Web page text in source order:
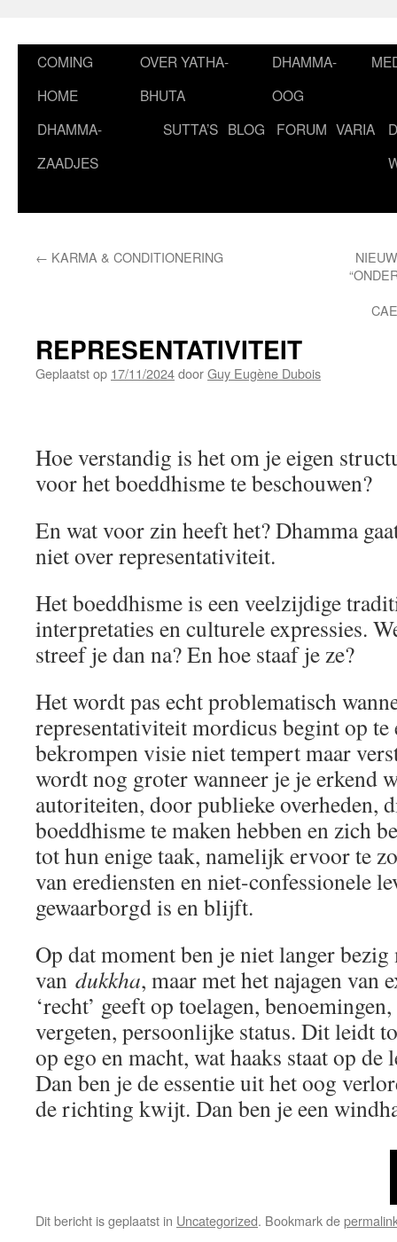
COMING
HOME
OVER YATHA-
BHUTA
DHAMMA-
OOG
DHAMMA-
ZAADJES
SUTTA’S BLOG FORUM VARIA
← KARMA & CONDITIONERING
REPRESENTATIVITEIT
Geplaatst op 17/11/2024doorGuy Eugène Dubois
Hoe verstandig is het om je eigen
voor het boeddhisme te beschouwen?
En wat voor zin heeft het? Dhamma
niet over representativiteit.
Het boeddhisme is een veelzijdige
interpretaties en culturele expressies.
streef je dan na? En hoe staaf je ze?
Het wordt pas echt problematisch
representativiteit mordicus begint op te
bekrompen visie niet tempert maar
wordt nog groter wanneer je je erkend
autoriteiten, door publieke overheden,
boeddhisme te maken hebben en zich
tot hun enige taak, namelijk ervoor te
van erediensten en niet-confessionele
gewaarborgd is en blijft.
Op dat moment ben je niet langer
van dukkha, maar met het najagen van
‘recht’ geeft op toelagen,
vergeten, persoonlijke status. Dit leidt
op ego en macht, wat haaks staat op de
Dan ben je de essentie uit het oog
de richting kwijt. Dan ben je een
Dit bericht is geplaatst in Uncategorized. Bookmark de